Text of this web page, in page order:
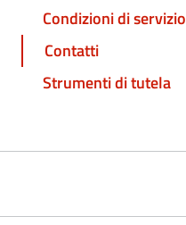
Condizioni di servizio
Contatti
Strumenti di tutela